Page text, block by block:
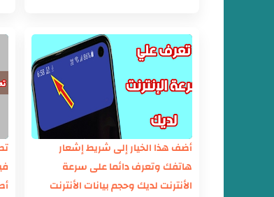
أضف هذا الخيار إلى شريط إشعار
هاتفك وتعرف دائما على سرعة
الأنترنت لديك وحجم بيانات الأنترنت